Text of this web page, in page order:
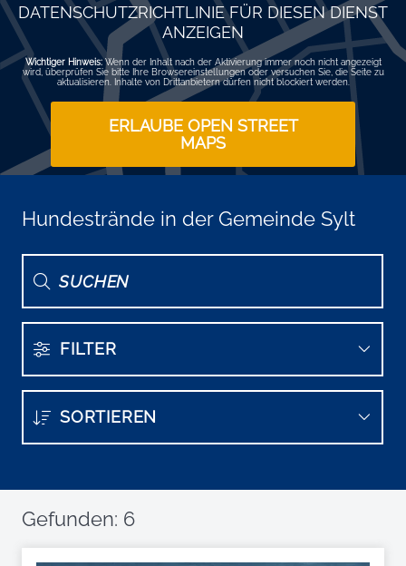
DATENSCHUTZRICHTLINIE FÜR DIESEN DIENST
ANZEIGEN
Wichtiger Hinweis:Wenn der Inhalt nach der Aktivierung immer noch nicht angezeigt
wird, überprüfen Sie bitte Ihre Browsereinstellungen oder versuchen Sie, die Seite zu
aktualisieren. Inhalte von Drittanbietern dürfen nicht blockiert werden.
ERLAUBE OPEN STREET
MAPS
Hundestrände in der Gemeinde Sylt
FILTER
SORTIEREN
Gefunden: 6